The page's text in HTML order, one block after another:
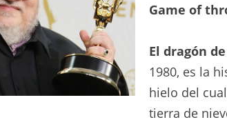
Game of
El dragón
1980, es la
hielo del
tierra de